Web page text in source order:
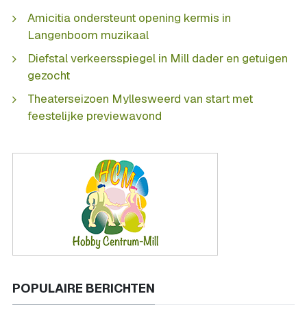
Amicitia ondersteunt opening kermis in
Langenboom muzikaal
Diefstal verkeersspiegel in Mill dader en getuigen
gezocht
Theaterseizoen Myllesweerd van start met
feestelijke previewavond
POPULAIRE BERICHTEN